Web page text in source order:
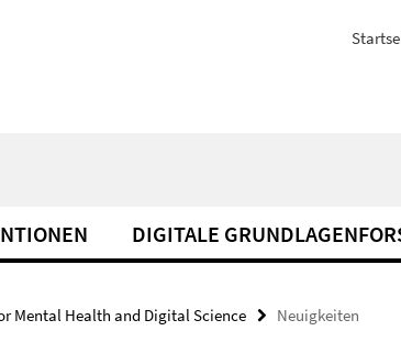
DIGITALE
Mental Health and Digital Science Neuigkeiten